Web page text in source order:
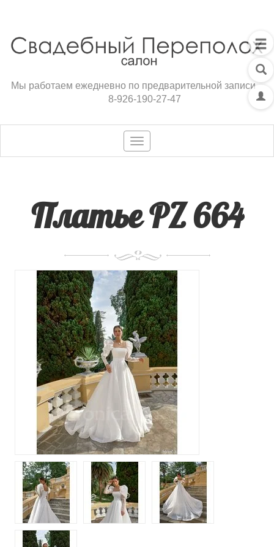
Мы работаем ежедневно по предварительной записи
8-926-190-27-47
Toggle
navigation
Платье PZ 664